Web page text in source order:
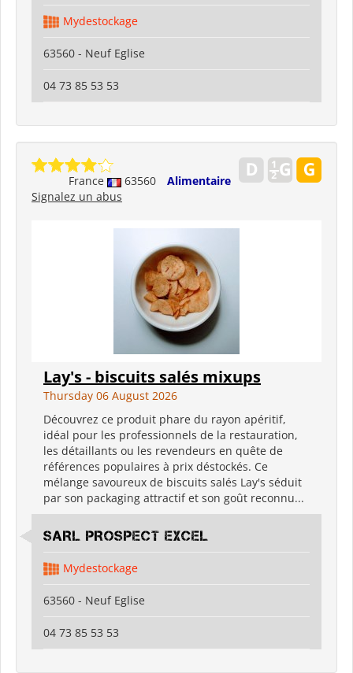
Mydestockage
63560 - Neuf Eglise
04 73 85 53 53
France 63560
Alimentaire
Signalez un abus
Lay's - biscuits salés mixups
Thursday 06 August 2026
Découvrez ce produit phare du rayon apéritif,
idéal pour les professionnels de la restauration,
les détaillants ou les revendeurs en quête de
références populaires à prix déstockés. Ce
mélange savoureux de biscuits salés Lay's séduit
par son packaging attractif et son goût reconnu...
SARL PROSPECT EXCEL
Mydestockage
63560 - Neuf Eglise
04 73 85 53 53